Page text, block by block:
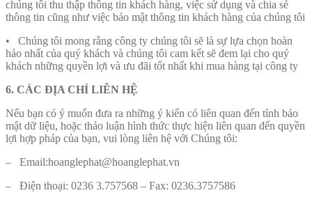
chúng tôi thu thập thông tin khách hàng, việc sử dụng và chia sẻ
thông tin cũng như việc bảo mật thông tin khách hàng của chúng tôi
• Chúng tôi mong rằng công ty chúng tôi sẽ là sự lựa chọn hoàn
hảo nhất của quý khách và chúng tôi cam kết sẽ đem lại cho quý
khách những quyền lợi và ưu đãi tốt nhất khi mua hàng tại công ty
6. CÁC ĐỊA CHỈ LIÊN HỆ
Nếu bạn có ý muốn đưa ra những ý kiến có liên quan đến tính bảo
mật dữ liệu, hoặc thảo luận hình thức thực hiện liên quan đến quyền
lợi hợp pháp của bạn, vui lòng liên hệ với Chúng tôi:
– Email:hoanglephat@hoanglephat.vn
– Điện thoại: 0236 3.757568 – Fax: 0236.3757586